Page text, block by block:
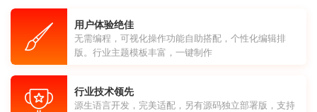
用户体验绝佳
无需编程，可视化操作功能自助搭配，个性化编辑排
版。行业主题模板丰富，一键制作
行业技术领先
源生语言开发，完美适配，另有源码独立部署版，支持